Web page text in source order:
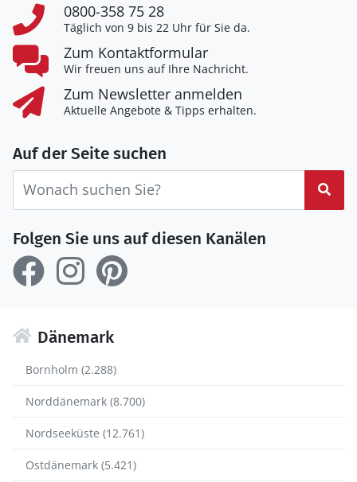
0800-358 75 28
Täglich von 9 bis 22 Uhr für Sie da.
Zum Kontaktformular
Wir freuen uns auf Ihre Nachricht.
Zum Newsletter anmelden
Aktuelle Angebote & Tipps erhalten.
Auf der Seite suchen
Folgen Sie uns auf diesen Kanälen
Dänemark
Bornholm (2.288)
Norddänemark (8.700)
Nordseeküste (12.761)
Ostdänemark (5.421)